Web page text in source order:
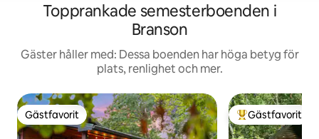
Topprankade semesterboenden i
Branson
Gäster håller med: Dessa boenden har höga betyg för
plats, renlighet och mer.
Gästfavorit
Gästfavorit Populär
Gästfavorit